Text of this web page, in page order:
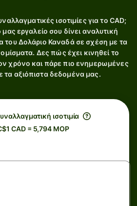
ισοτιμίες για το CAD;
εργαλείο σου δίνει αναλυτική
του Δολάριο Καναδά σε σχέση με τα
Δες πώς έχει κινηθεί το
χρόνο και πάρε πιο ενημερωμένες
τα αξιόπιστα δεδομένα μας.
ισοτιμία
CAD = 5,794 MOP